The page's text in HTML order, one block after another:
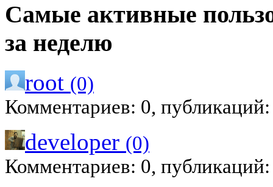
Самые активные
за неделю
root (0)
Комментариев: 0,
developer (0)
Комментариев: 0,